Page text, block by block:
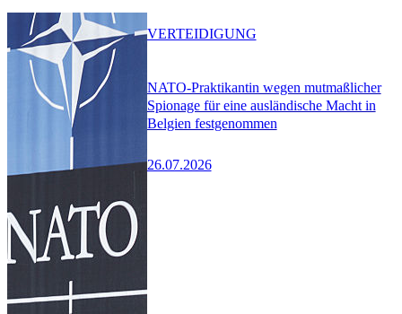
NATO-Praktikantin wegen mutmaßlicher
Spionage für eine ausländische Macht in
Belgien festgenommen
26.07.2026
VERTEIDIGUNG